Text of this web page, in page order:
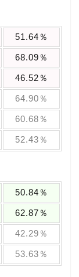
51.64％
68.09％
46.52％
64.90％
60.68％
52.43％
50.84％
62.87％
42.29％
53.63％